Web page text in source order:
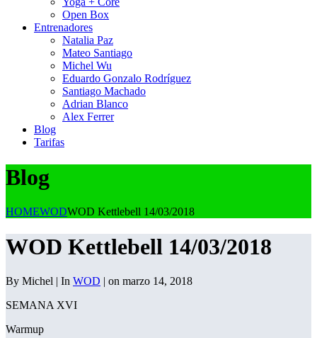
Open Box
Entrenadores
Natalia Paz
Mateo Santiago
Michel Wu
Eduardo Gonzalo Rodríguez
Santiago Machado
Adrian Blanco
Alex Ferrer
Blog
Tarifas
Blog
HOMEWODWOD Kettlebell 14/03/2018
WOD Kettlebell 14/03/2018
By Michel | In WOD | on marzo 14, 2018
SEMANA XVI
Warmup